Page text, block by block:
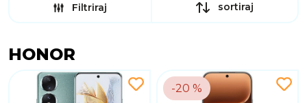
Filtriraj sortiraj
HONOR
-20 %